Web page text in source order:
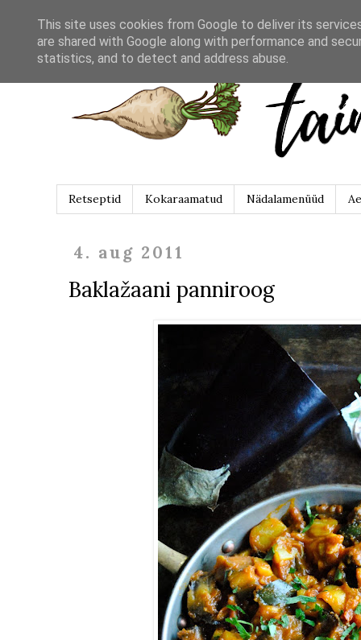
Retseptid Kokaraamatud Nädalamenüüd
4. aug 2011
Baklažaani panniroog
This site uses cookies from Google to deliver its
are shared with Google along with performance and
statistics, and to detect and address abuse.